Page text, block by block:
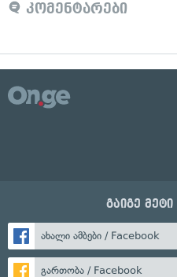
კომენტარები
გაიგე
ახალი ამბები / Facebook
გართობა / Facebook